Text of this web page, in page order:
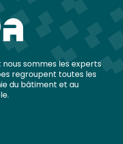
nous sommes les experts
regroupent toutes les
du bâtiment et au